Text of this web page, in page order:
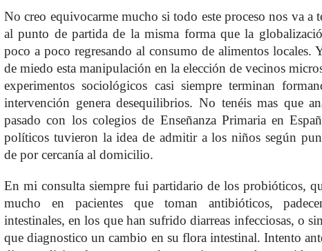
No creo equivocarme mucho si todo este proceso nos va a
al punto de partida de la misma forma que la
poco a poco regresando al consumo de alimentos locales.
de miedo esta manipulación en la elección de vecinos
experimentos sociológicos casi siempre terminan
intervención genera desequilibrios. No tenéis mas que
pasado con los colegios de Enseñanza Primaria en
políticos tuvieron la idea de admitir a los niños según
de por cercanía al domicilio.
En mi consulta siempre fui partidario de los probióticos,
mucho en pacientes que toman antibióticos,
intestinales, en los que han sufrido diarreas infecciosas, o
que diagnostico un cambio en su flora intestinal. Intento